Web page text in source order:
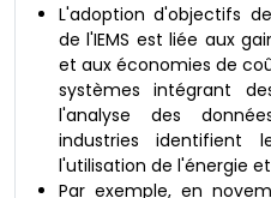
L'adoption d'objectifs
de l'IEMS est liée aux
et aux économies de
systèmes intégrant
l'analyse des
industries identifient
l'utilisation de l'énergie
Par exemple, en